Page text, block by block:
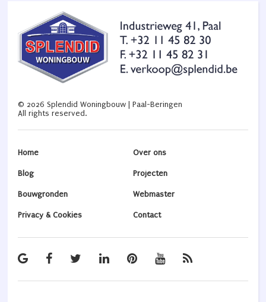
© 2026 Splendid Woningbouw | Paal-Beringen
All rights reserved.
Home Over ons
Blog Projecten
Bouwgronden Webmaster
Privacy & Cookies Contact